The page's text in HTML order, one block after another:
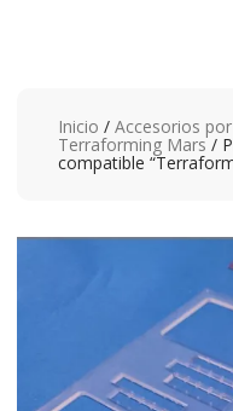
Inicio / Accesorios
Terraforming Mars/
compatible